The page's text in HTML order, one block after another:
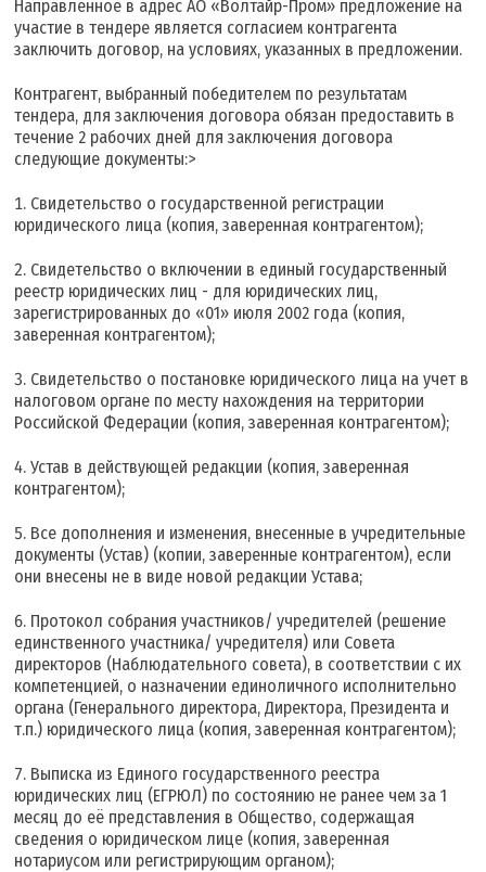
Направленное в адрес АО «Волтайр-Пром» предложение на
участие в тендере является согласием контрагента
заключить договор, на условиях, указанных в предложении.
Контрагент, выбранный победителем по результатам
тендера, для заключения договора обязан предоставить в
течение 2 рабочих дней для заключения договора
следующие документы:>
Свидетельство о государственной регистрации
юридического лица (копия, заверенная контрагентом);
Свидетельство о включении в единый государственный
реестр юридических лиц - для юридических лиц,
зарегистрированных до «01» июля 2002 года (копия,
заверенная контрагентом);
Свидетельство о постановке юридического лица на учет в
налоговом органе по месту нахождения на территории
Российской Федерации (копия, заверенная контрагентом);
Устав в действующей редакции (копия, заверенная
контрагентом);
Все дополнения и изменения, внесенные в учредительные
документы (Устав) (копии, заверенные контрагентом), если
они внесены не в виде новой редакции Устава;
Протокол собрания участников/ учредителей (решение
единственного участника/ учредителя) или Совета
директоров (Наблюдательного совета), в соответствии с их
компетенцией, о назначении единоличного исполнительно
органа (Генерального директора, Директора, Президента и
т.п.) юридического лица (копия, заверенная контрагентом);
Выписка из Единого государственного реестра
юридических лиц (ЕГРЮЛ) по состоянию не ранее чем за 1
месяц до её представления в Общество, содержащая
сведения о юридическом лице (копия, заверенная
нотариусом или регистрирующим органом);